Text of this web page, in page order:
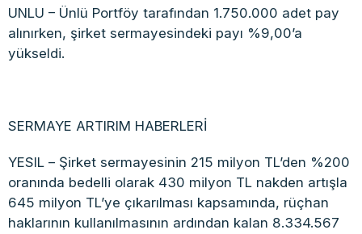
UNLU – Ünlü Portföy tarafından 1.750.000 adet pay
alınırken, şirket sermayesindeki payı %9,00’a
yükseldi.
SERMAYE ARTIRIM HABERLERİ
YESIL – Şirket sermayesinin 215 milyon TL’den %200
oranında bedelli olarak 430 milyon TL nakden artışla
645 milyon TL’ye çıkarılması kapsamında, rüçhan
haklarının kullanılmasının ardından kalan 8.334.567